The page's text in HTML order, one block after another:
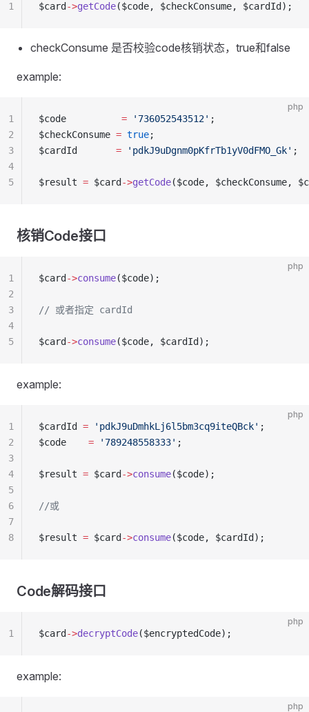
$card ->getCode($code, $checkConsume, $cardId);
1
checkConsume 是否校验code核销状态，true和false
example:
php
$code = '736052543512' ;
$checkConsume = true;
$cardId = 'pdkJ9uDgnm0pKfrTb1yV0dFMO_Gk' ;
$result = $card ->getCode($code, $checkConsume,
1
2
3
4
5
核销Code接口
php
$card ->consume($code);
// 或者指定 cardId
$card ->consume($code, $cardId);
1
2
3
4
5
example:
php
$cardId = 'pdkJ9uDmhkLj6l5bm3cq9iteQBck' ;
$code = '789248558333' ;
$result = $card ->consume($code);
//或
$result = $card ->consume($code, $cardId);
1
2
3
4
5
6
7
8
Code解码接口
php
$card ->decryptCode($encryptedCode);
1
example:
php